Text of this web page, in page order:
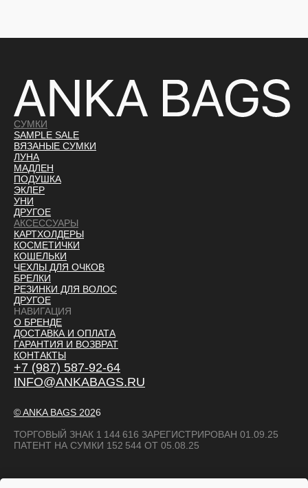
СУМКИ
SAMPLE SALE
ВЯЗАНЫЕ СУМКИ
ЛУНА
МАДЛЕН
ПОДУШКА
ЭКЛЕР
УНИ
ДРУГОЕ
АКСЕССУАРЫ
КАРТХОЛДЕРЫ
КОСМЕТИЧКИ
КОШЕЛЬКИ
ЧЕХЛЫ ДЛЯ ОЧКОВ
БРЕЛКИ
РЕЗИНКИ ДЛЯ ВОЛОС
ДРУГОЕ
НАВИГАЦИЯ
О БРЕНДЕ
ДОСТАВКА И ОПЛАТА
ГАРАНТИЯ И ВОЗВРАТ
КОНТАКТЫ
+7 (987) 587-92-64
INFO@ANKABAGS.RU
© ANKA BAGS 2026
ТОРГОВЫЙ ЗНАК 1 144 616 ЗАРЕГИСТРИРОВАН 01.09.25
ПАТЕНТ НА СУМКИ 152 544 ОТ 05.08.25